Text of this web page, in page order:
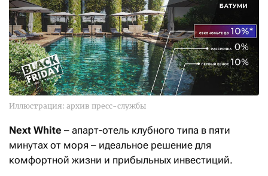
Иллюстрация: архив пресс-службы
Next White – апарт-отель клубного типа в пяти
минутах от моря – идеальное решение для
комфортной жизни и прибыльных инвестиций.